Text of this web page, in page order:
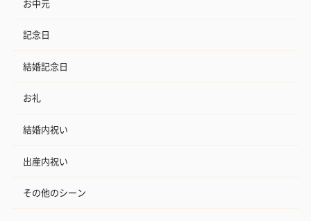
お中元
記念日
結婚記念日
お礼
結婚内祝い
出産内祝い
その他のシーン